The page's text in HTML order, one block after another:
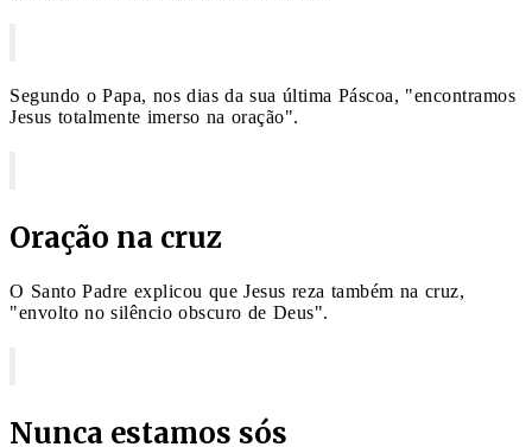
Segundo o Papa, nos dias da sua última Páscoa, "encontramos
Jesus totalmente imerso na oração".
Oração na cruz
O Santo Padre explicou que Jesus reza também na cruz,
"envolto no silêncio obscuro de Deus".
Nunca estamos sós